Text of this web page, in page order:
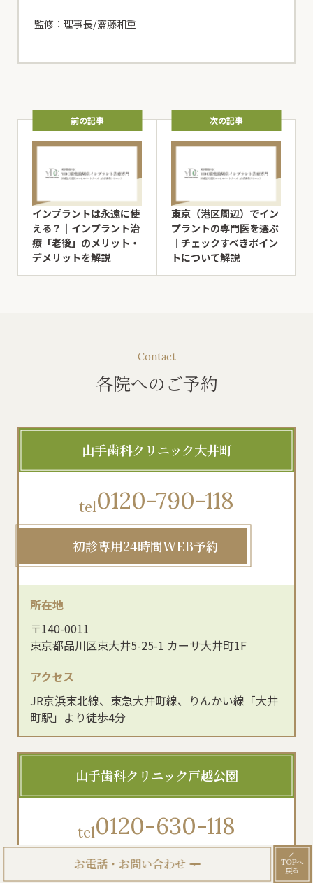
監修：理事長/齋藤和重
前の記事
インプラントは永遠に使
える？｜インプラント治
療「老後」のメリット・
デメリットを解説
次の記事
東京（港区周辺）でイン
プラントの専門医を選ぶ
｜チェックすべきポイン
トについて解説
Contact
各院へのご予約
山手歯科クリニック大井町
tel0120-790-118
初診専用24時間WEB予約
所在地
〒140-0011
東京都品川区東大井5-25-1 カーサ大井町1F
アクセス
JR京浜東北線、東急大井町線、りんかい線「大井
町駅」より徒歩4分
山手歯科クリニック戸越公園
tel0120-630-118
初診専用24時間WEB予約
お電話・お問い合わせ
TOPへ
戻る